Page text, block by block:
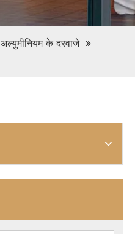
अल्युमीनियम के दरवाजे »